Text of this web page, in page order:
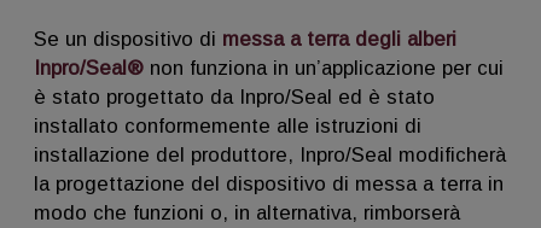
Se un dispositivo di messa a terra degli alberi
Inpro/Seal® non funziona in un’applicazione per cui
è stato progettato da Inpro/Seal ed è stato
installato conformemente alle istruzioni di
installazione del produttore, Inpro/Seal modificherà
la progettazione del dispositivo di messa a terra in
modo che funzioni o, in alternativa, rimborserà